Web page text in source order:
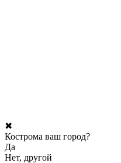
✖
Кострома ваш город?
Да
Нет, другой